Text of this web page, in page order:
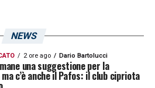
NEWS
2 ore ago Dario Bartolucci
una suggestione per la
c’è anche il Pafos: il club cipriota